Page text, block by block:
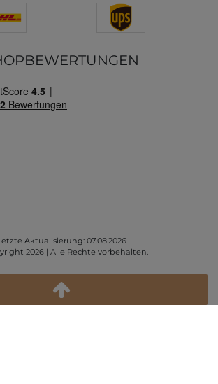
Aktualisierung: 07.08.2026
2026 | Alle Rechte vorbehalten.